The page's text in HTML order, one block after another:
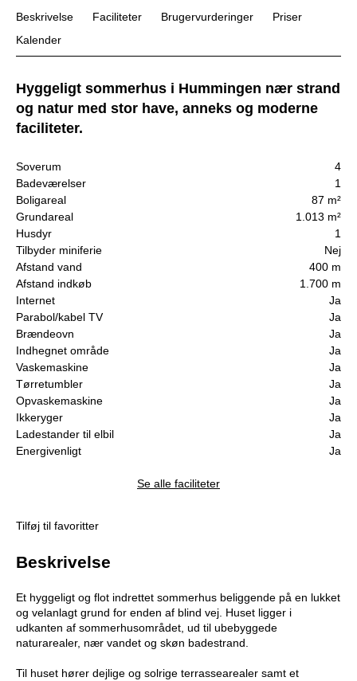
Beskrivelse Faciliteter Brugervurderinger
Priser
Kalender
Hyggeligt sommerhus i Hummingen nær strand
og natur med stor have, anneks og moderne
faciliteter.
Soverum
4
Badeværelser
1
Boligareal
87 m²
Grundareal
1.013 m²
Husdyr
1
Tilbyder miniferie
Nej
Afstand vand
400 m
Afstand indkøb
1.700 m
Internet
Ja
Parabol/kabel TV
Ja
Brændeovn
Ja
Indhegnet område
Ja
Vaskemaskine
Ja
Tørretumbler
Ja
Opvaskemaskine
Ja
Ikkeryger
Ja
Ladestander til elbil
Ja
Energivenligt
Ja
Se alle faciliteter
Tilføj til favoritter
Beskrivelse
Et hyggeligt og flot indrettet sommerhus beliggende på en lukket
og velanlagt grund for enden af blind vej. Huset ligger i
udkanten af sommerhusområdet, ud til ubebyggede
naturarealer, nær vandet og skøn badestrand.
Til huset hører dejlige og solrige terrassearealer samt et